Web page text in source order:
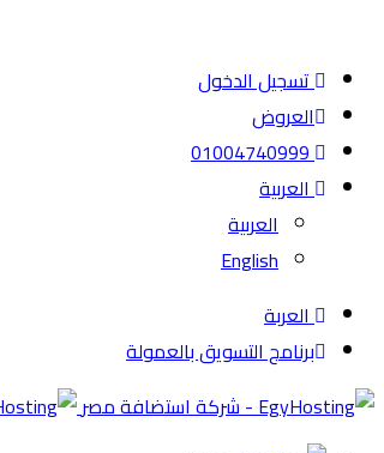
تسجيل الدخول
العروض
01004740999
العربية
العربية
English
العربة
برنامج التسويق بالعمولة